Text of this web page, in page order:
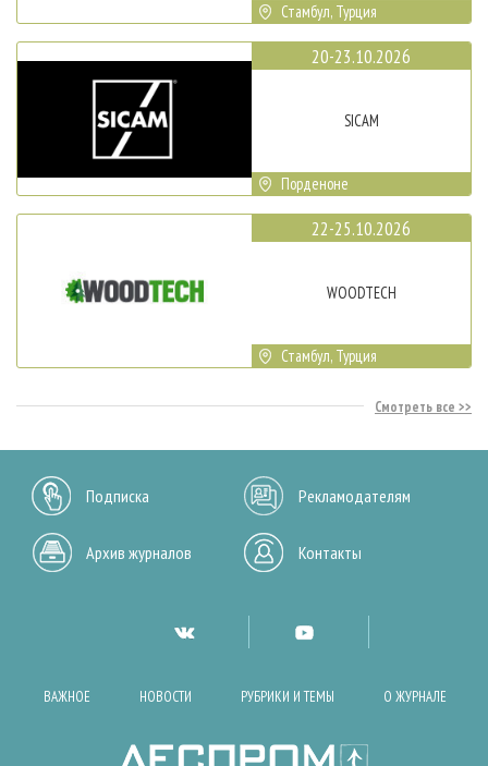
Стамбул, Турция
20-23.10.2026
SICAM
Порденоне
22-25.10.2026
WOODTECH
Стамбул, Турция
Смотреть все
Подписка Рекламодателям
Архив журналов Контакты
ВАЖНОЕ НОВОСТИ РУБРИКИ И ТЕМЫ О ЖУРНАЛЕ